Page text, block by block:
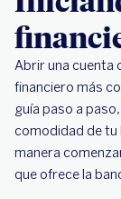
Abrir una cuenta
financiero más
guía paso a
comodidad de tu
manera
que ofrece la